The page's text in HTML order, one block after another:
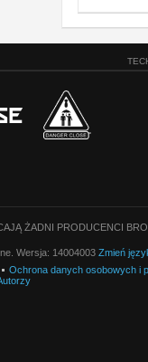
ŻADNI PRODUCENCI
Wersja: 14004003 Zmień
Ochrona danych osobowych i